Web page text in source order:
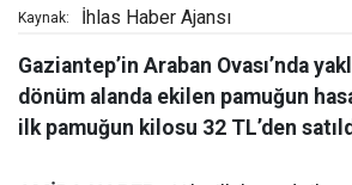
Kaynak: İhlas Haber Ajansı
Gaziantep’in Araban Ovası’nda
dönüm alanda ekilen pamuğun
ilk pamuğun kilosu 32 TL’den